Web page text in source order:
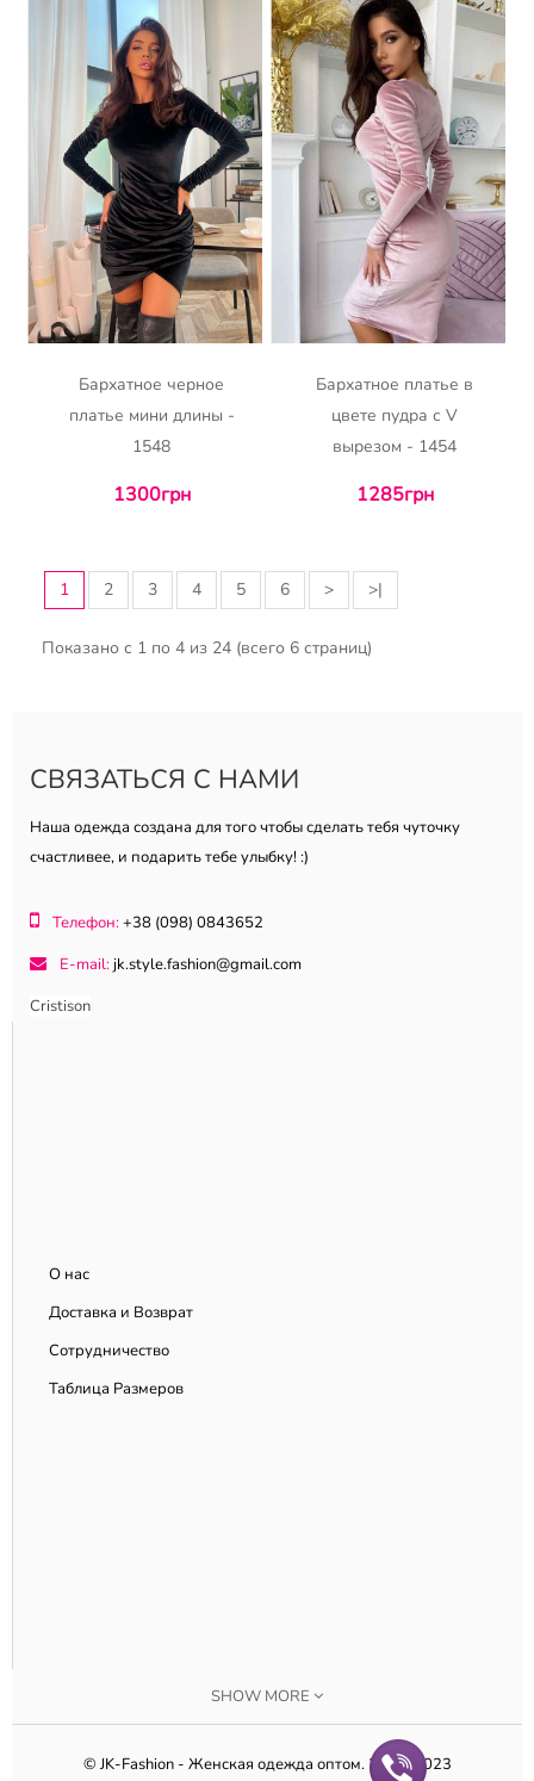
Бархатное черное
платье мини длины -
1548
1300грн
Бархатное платье в
цвете пудра с V
вырезом - 1454
1285грн
1 2 3 4 5 6 > >|
Показано с 1 по 4 из 24 (всего 6 страниц)
СВЯЗАТЬСЯ С НАМИ
Наша одежда создана для того чтобы сделать тебя чуточку
счастливее, и подарить тебе улыбку! :)
Телефон:+38 (098) 0843652
E-mail: jk.style.fashion@gmail.com
Cristison
О нас
Доставка и Возврат
Сотрудничество
Таблица Размеров
SHOW MORE
© JK-Fashion - Женская одежда оптом. 2010-2023